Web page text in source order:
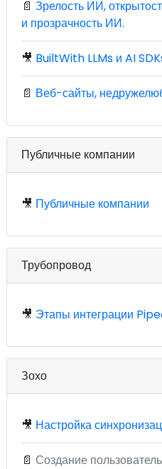
📄 Зрелость ИИ,
и прозрачность ИИ.
🎥 BuiltWith LLMs и AI
📄 Веб-сайты,
Публичные компании
🎥 Публичные компании
Трубопровод
🎥 Этапы интеграции
Зохо
🎥 Настройка
📄 Создание